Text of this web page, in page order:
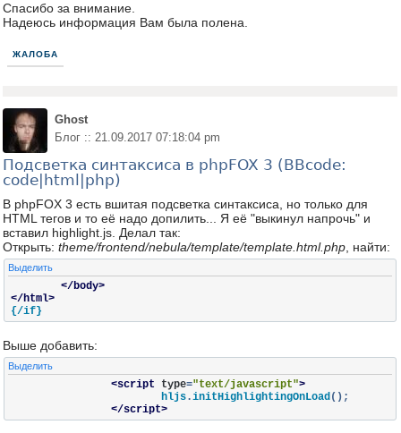
Спасибо за внимание.
Надеюсь информация Вам была полена.
ЖАЛОБА
Ghost
Блог :: 21.09.2017 07:18:04 pm
Подсветка синтаксиса в phpFOX 3 (BBcode:
code|html|php)
В phpFOX 3 есть вшитая подсветка синтаксиса, но только для
HTML тегов и то её надо допилить... Я её "выкинул напрочь" и
вставил highlight.js. Делал так:
Открыть: theme/frontend/nebula/template/template.html.php , найти:
Выделить
</body>
</html>
{/if}
Выше добавить:
Выделить
<script type="text/javascript">
			hljs
.initHighlightingOnLoad();
</script>